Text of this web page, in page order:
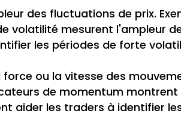
des fluctuations de prix.
volatilité mesurent l'ampleur
les périodes de forte
ou la vitesse des
de momentum
aider les traders à identifier